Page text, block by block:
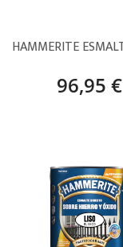
HAMMERITE
96,95 €